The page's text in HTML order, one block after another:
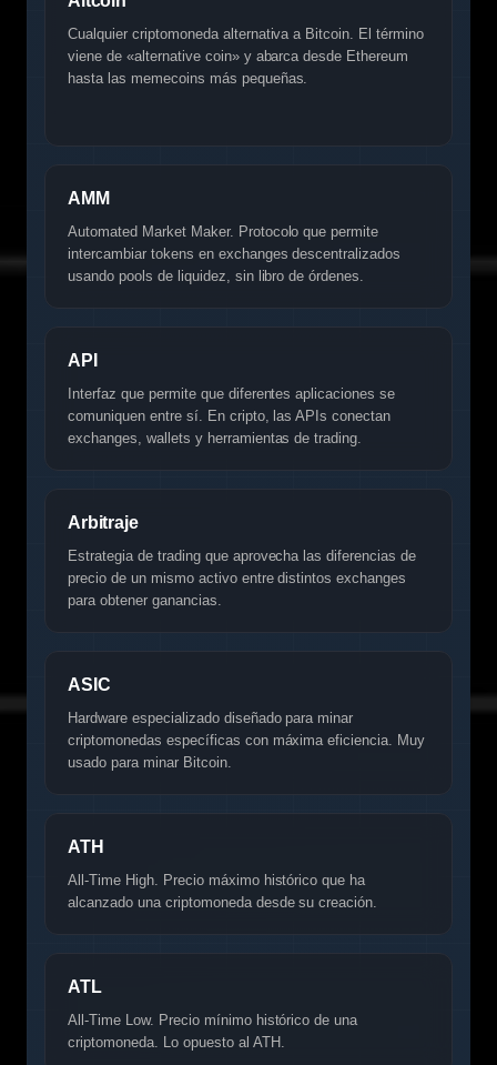
Cualquier criptomoneda alternativa a Bitcoin. El término
viene de «alternative coin» y abarca desde Ethereum
hasta las memecoins más pequeñas.
AMM
Automated Market Maker. Protocolo que permite
intercambiar tokens en exchanges descentralizados
usando pools de liquidez, sin libro de órdenes.
API
Interfaz que permite que diferentes aplicaciones se
comuniquen entre sí. En cripto, las APIs conectan
exchanges, wallets y herramientas de trading.
Arbitraje
Estrategia de trading que aprovecha las diferencias de
precio de un mismo activo entre distintos exchanges
para obtener ganancias.
ASIC
Hardware especializado diseñado para minar
criptomonedas específicas con máxima eficiencia. Muy
usado para minar Bitcoin.
ATH
All-Time High. Precio máximo histórico que ha
alcanzado una criptomoneda desde su creación.
ATL
All-Time Low. Precio mínimo histórico de una
criptomoneda. Lo opuesto al ATH.